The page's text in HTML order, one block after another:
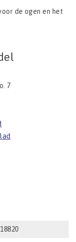
de ogen en het
7